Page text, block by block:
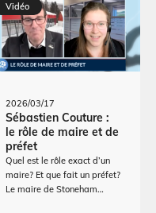
Vidéo
2026/03/17
Sébastien Couture :
le rôle de maire et de
préfet
Quel est le rôle exact d’un
maire? Et que fait un préfet?
Le maire de Stoneham…